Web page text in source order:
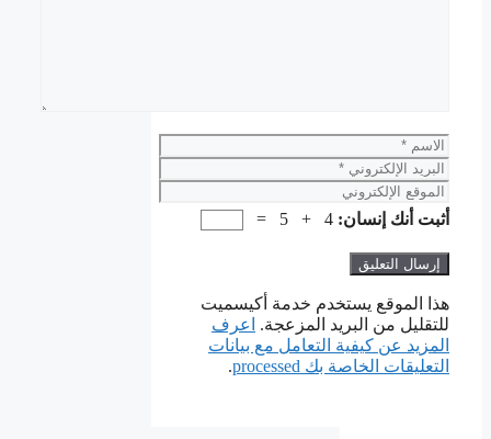
الاسم
البريد
الإلكتروني
الموقع
الإلكتروني
أثبت أنك إنسان: 4 + 5 =
هذا الموقع يستخدم خدمة أكيسميت
للتقليل من البريد المزعجة.
اعرف
المزيد عن كيفية التعامل مع بيانات
التعليقات الخاصة بك processed
.